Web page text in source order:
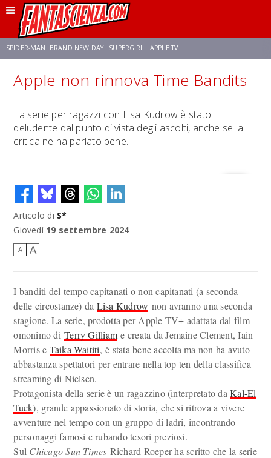
SPIDER-MAN: BRAND NEW DAY SUPERGIRL APPLE TV+
FRANCO RICCIARDIELLO ZENDAYA STAR TREK AVENGERS: DOOMSDAY
NETFLIX SADIE SINK STAR TREK: STRANGE NEW WORLDS
Apple non rinnova Time Bandits
La serie per ragazzi con Lisa Kudrow è stato
deludente dal punto di vista degli ascolti, anche se la
critica ne ha parlato bene.
Articolo di S*
Giovedì 19 settembre 2024
A A
I banditi del tempo capitanati o non capitanati (a seconda
delle circostanze) da Lisa Kudrow non avranno una seconda
stagione. La serie, prodotta per Apple TV+ adattata dal film
omonimo diTerry Gilliam e creata da Jemaine Clement, Iain
Morris e Taika Waititi, è stata bene accolta ma non ha avuto
abbastanza spettatori per entrare nella top ten della classifica
streaming di Nielsen.
Protagonista della serie è un ragazzino (interpretato daKal-El
Tuck), grande appassionato di storia, che si ritrova a vivere
avventure nel tempo con un gruppo di ladri, incontrando
personaggi famosi e rubando tesori preziosi.
Sul Chicago Sun-Times Richard Roeper ha scritto che la serie